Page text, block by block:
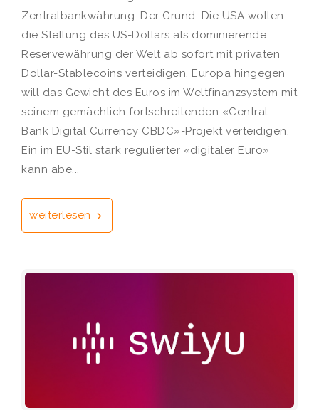
Zentralbankwährung. Der Grund: Die USA wollen
die Stellung des US-Dollars als dominierende
Reservewährung der Welt ab sofort mit privaten
Dollar-Stablecoins verteidigen. Europa hingegen
will das Gewicht des Euros im Weltfinanzsystem mit
seinem gemächlich fortschreitenden «Central
Bank Digital Currency CBDC»-Projekt verteidigen.
Ein im EU-Stil stark regulierter «digitaler Euro»
kann abe...
weiterlesen